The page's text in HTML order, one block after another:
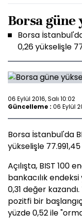
Borsa güne
Borsa
0,26 yükselişle
06 Eylül 2016, Salı 10:02
Güncelleme : 06 Eylül
Borsa İstanbul'da
yükselişle
Açılışta, BIST 100
bankacılık
0,31 değer
pozitfi bir
yüzde 0,52 ile